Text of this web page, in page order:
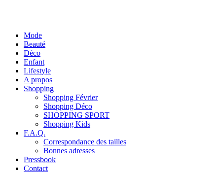
Mode
Beauté
Déco
Enfant
Lifestyle
A propos
Shopping
Shopping Février
Shopping Déco
SHOPPING SPORT
Shopping Kids
F.A.Q.
Correspondance des tailles
Bonnes adresses
Pressbook
Contact